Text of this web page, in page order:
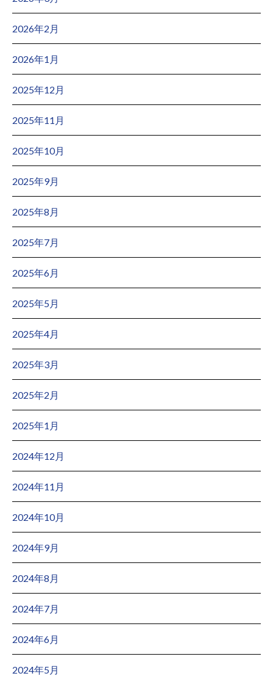
2026年2月
2026年1月
2025年12月
2025年11月
2025年10月
2025年9月
2025年8月
2025年7月
2025年6月
2025年5月
2025年4月
2025年3月
2025年2月
2025年1月
2024年12月
2024年11月
2024年10月
2024年9月
2024年8月
2024年7月
2024年6月
2024年5月